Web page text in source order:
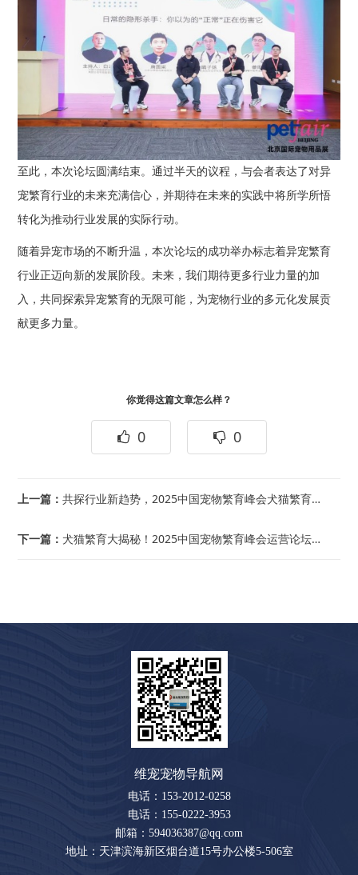
至此，本次论坛圆满结束。通过半天的议程，与会者表达了对异
宠繁育行业的未来充满信心，并期待在未来的实践中将所学所悟
转化为推动行业发展的实际行动。
随着异宠市场的不断升温，本次论坛的成功举办标志着异宠繁育
行业正迈向新的发展阶段。未来，我们期待更多行业力量的加
入，共同探索异宠繁育的无限可能，为宠物行业的多元化发展贡
献更多力量。
你觉得这篇文章怎么样？
0 0
上一篇：共探行业新趋势，2025中国宠物繁育峰会犬猫繁育运营论坛圆满落幕！
下一篇：犬猫繁育大揭秘！2025中国宠物繁育峰会运营论坛不容错过！
维宠宠物导航网
电话：153-2012-0258
电话：155-0222-3953
邮箱：594036387@qq.com
地址：天津滨海新区烟台道15号办公楼5-506室